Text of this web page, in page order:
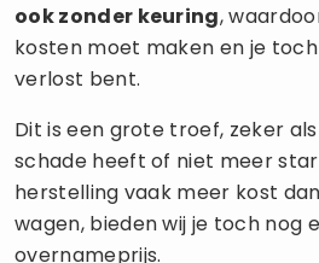
ook zonder keuring,
kosten moet maken en je
verlost bent.
Dit is een grote troef, zeker
schade heeft of niet meer
herstelling vaak meer kost
wagen, bieden wij je toch nog
overnameprijs.